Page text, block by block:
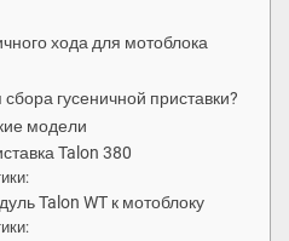
хода для мотоблока
гусеничной приставки?
модели
Talon 380
Talon WT к мотоблоку